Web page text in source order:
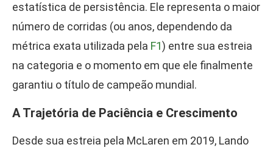
estatística de persistência. Ele representa o maior
número de corridas (ou anos, dependendo da
métrica exata utilizada pela F1) entre sua estreia
na categoria e o momento em que ele finalmente
garantiu o título de campeão mundial.
A Trajetória de Paciência e Crescimento
Desde sua estreia pela McLaren em 2019, Lando